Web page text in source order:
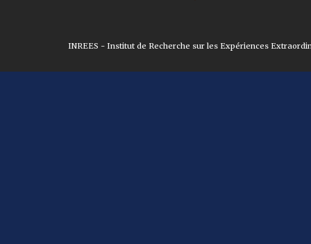
INREES - Institut de Recherche sur les Expériences